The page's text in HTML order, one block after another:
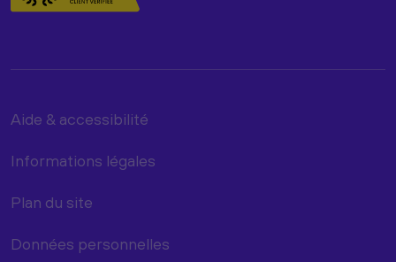
Aide & accessibilité
Informations légales
Plan du site
Données personnelles